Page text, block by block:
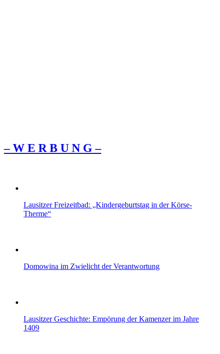
– W Ε R Β U Ν G –
Lausitzer Freizeitbad: „Kindergeburtstag in der Körse-
Therme“
Domowina im Zwielicht der Verantwortung
Lausitzer Geschichte: Empörung der Kamenzer im Jahre
1409